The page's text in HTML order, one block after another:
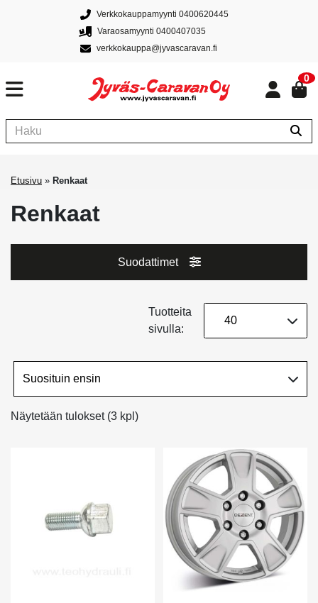
Verkkokauppamyynti 0400620445
Varaosamyynti 0400407035
verkkokauppa@jyvascaravan.fi
0
Etusivu » Renkaat
Renkaat
Suodattimet
Näytetään tulokset (3 kpl)
Tuotteita
sivulla: